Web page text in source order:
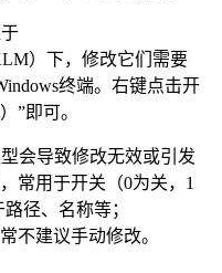
）下，修改它们需要
终端。右键点击开
”即可。
会导致修改无效或引发
常用于开关（0为关，1
径、名称等；
不建议手动修改。